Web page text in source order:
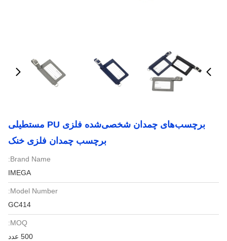
برچسب‌های چمدان شخصی‌شده فلزی PU مستطیلی
برچسب چمدان فلزی خنک
Brand Name:
IMEGA
Model Number:
GC414
MOQ:
500 عدد